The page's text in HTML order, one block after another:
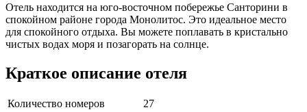
Отель находится на юго-восточном побережье Санторини в
спокойном районе города Монолитос. Это идеальное место
для спокойного отдыха. Вы можете поплавать в кристально
чистых водах моря и позагорать на солнце.
Краткое описание отеля
Количество номеров
27